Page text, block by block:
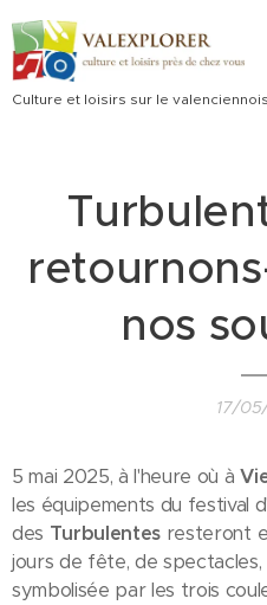
Culture et loisirs sur le valenciennois
nos
17/
5 mai 2025, à l'heure où à
les équipements du festival
des Turbulentes resteront
jours de fête, de
symbolisée par les trois